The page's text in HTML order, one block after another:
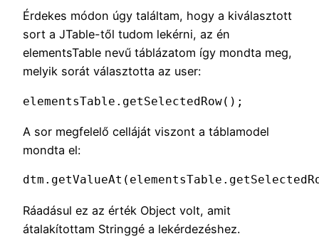
Érdekes módon úgy találtam, hogy a kiválasztott
sort a JTable-től tudom lekérni, az én
elementsTable nevű táblázatom így mondta meg,
melyik sorát választotta az user:
elementsTable.getSelectedRow();
A sor megfelelő celláját viszont a táblamodel
mondta el:
Ráadásul ez az érték Object volt, amit
átalakítottam Stringgé a lekérdezéshez.